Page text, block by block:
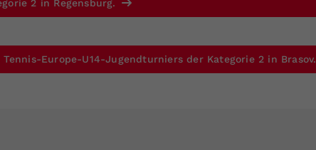
2 in Regensburg.
Europe-U14-Jugendturniers der Kategorie 2 in Brasov.